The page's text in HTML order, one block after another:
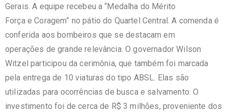
Gerais. A equipe recebeu a “Medalha do Mérito
Força e Coragem” no pátio do Quartel Central. A comenda é
conferida aos bombeiros que se destacam em
operações de grande relevância. O governador Wilson
Witzel participou da cerimônia, que também foi marcada
pela entrega de 10 viaturas do tipo ABSL. Elas são
utilizadas para ocorrências de busca e salvamento. O
investimento foi de cerca de R$ 3 milhões, proveniente dos